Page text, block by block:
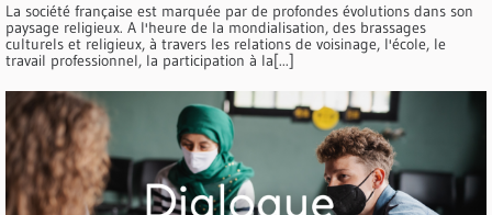
La société française est marquée par de profondes évolutions dans son
paysage religieux. A l'heure de la mondialisation, des brassages
culturels et religieux, à travers les relations de voisinage, l'école, le
travail professionnel, la participation à la[...]